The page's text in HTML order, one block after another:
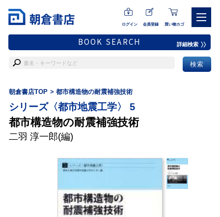
ログイン 会員登録 買い物カゴ
BOOK SEARCH 詳細検索
朝倉書店TOP 都市構造物の耐震補強技術
シリーズ〈都市地震工学〉 5
都市構造物の耐震補強技術
二羽 淳一郎(編)